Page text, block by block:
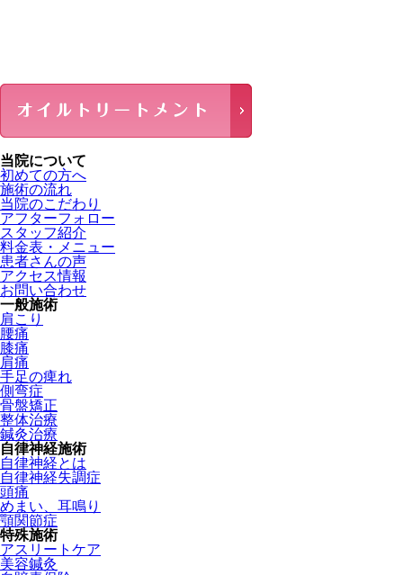
当院について
初めての方へ
施術の流れ
当院のこだわり
アフターフォロー
スタッフ紹介
料金表・メニュー
患者さんの声
アクセス情報
お問い合わせ
一般施術
肩こり
腰痛
膝痛
肩痛
手足の痺れ
側弯症
骨盤矯正
整体治療
鍼灸治療
自律神経施術
自律神経とは
自律神経失調症
頭痛
めまい、耳鳴り
顎関節症
特殊施術
アスリートケア
美容鍼灸